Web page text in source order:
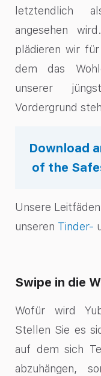
letztendlich
angesehen
plädieren wir
dem das
unserer
Vordergrund
Download
of the
Unsere
unseren Tinder-
Swipe in die
Wofür wird
Stellen Sie es
auf dem sich
abzuhängen,